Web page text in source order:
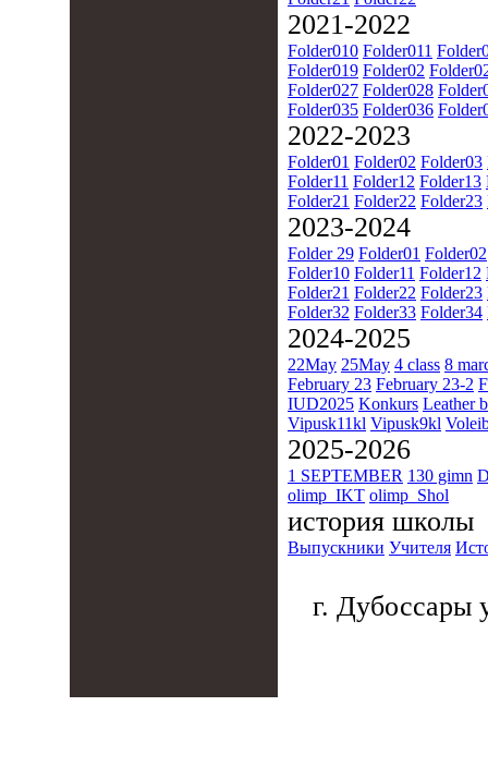
2021-2022
Folder010 Folder011
Folder019 Folder02
Folder027 Folder028
Folder035 Folder036
2022-2023
Folder01 Folder02 Folder03
Folder11 Folder12 Folder13
Folder21 Folder22 Folder23
2023-2024
Folder 29 Folder01 Folder02
Folder10 Folder11 Folder12
Folder21 Folder22 Folder23
Folder32 Folder33 Folder34
2024-2025
22May 25May 4 class 8
February 23 February 23-2
IUD2025 Konkurs Leather
Vipusk11kl Vipusk9kl
2025-2026
1 SEPTEMBER 130 gimn
olimp_IKT olimp_Shol
история школы
Выпускники Учителя
г. Дубоссары